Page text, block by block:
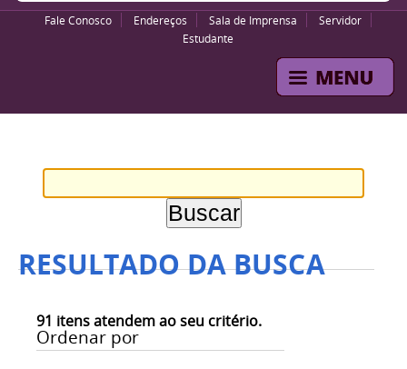
Fale Conosco Endereços Sala de Imprensa
Servidor
Estudante
RESULTADO DA BUSCA
91 itens atendem ao seu critério.
Ordenar por